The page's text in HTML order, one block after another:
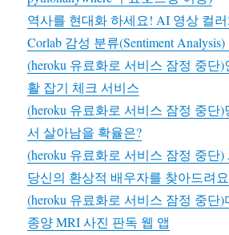
역사를 현대화 하세요! AI 영상 컬
Corlab 감성 분류(Sentiment
(heroku 유료화로 서비스 잠정 중단
활 잡기 체크 서비스
(heroku 유료화로 서비스 잠정 중단
서 살아남을 확율은?
(heroku 유료화로 서비스 잠정 중단
당신의 환상적 배우자를 찾아드려요
(heroku 유료화로 서비스 잠정 중단
종양 MRI 사진 판독 웹 앱